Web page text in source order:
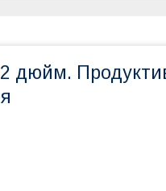
дюйм.